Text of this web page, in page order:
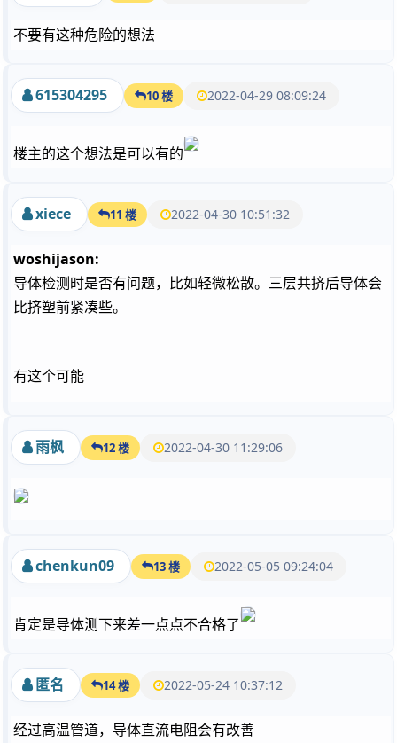
不要有这种危险的想法
615304295 10 楼 2022-04-29 08:09:24
楼主的这个想法是可以有的
xiece 11 楼 2022-04-30 10:51:32
woshijason:
导体检测时是否有问题，比如轻微松散。三层共挤后导体会
比挤塑前紧凑些。
有这个可能
雨枫 12 楼 2022-04-30 11:29:06
chenkun09 13 楼 2022-05-05 09:24:04
肯定是导体测下来差一点点不合格了
匿名 14 楼 2022-05-24 10:37:12
经过高温管道，导体直流电阻会有改善